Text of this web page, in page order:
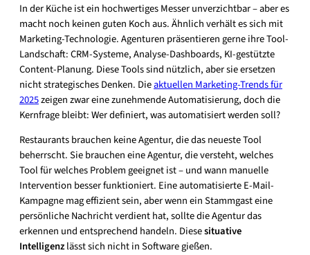
In der Küche ist ein hochwertiges Messer unverzichtbar – aber es
macht noch keinen guten Koch aus. Ähnlich verhält es sich mit
Marketing-Technologie. Agenturen präsentieren gerne ihre Tool-
Landschaft: CRM-Systeme, Analyse-Dashboards, KI-gestützte
Content-Planung. Diese Tools sind nützlich, aber sie ersetzen
nicht strategisches Denken. Dieaktuellen Marketing-Trends für
2025zeigen zwar eine zunehmende Automatisierung, doch die
Kernfrage bleibt: Wer definiert, was automatisiert werden soll?
Restaurants brauchen keine Agentur, die das neueste Tool
beherrscht. Sie brauchen eine Agentur, die versteht, welches
Tool für welches Problem geeignet ist – und wann manuelle
Intervention besser funktioniert. Eine automatisierte E-Mail-
Kampagne mag effizient sein, aber wenn ein Stammgast eine
persönliche Nachricht verdient hat, sollte die Agentur das
erkennen und entsprechend handeln. Diesesituative
Intelligenzlässt sich nicht in Software gießen.